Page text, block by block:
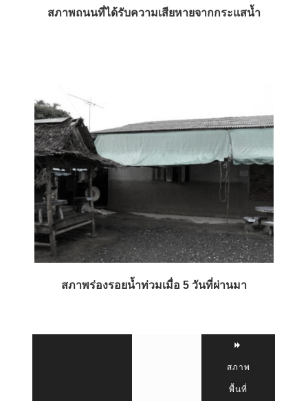
สภาพถนนที่ได้รับความเสียหายจากกระแสน้ำ
สภาพร่องรอยน้ำท่วมเมื่อ 5 วันที่ผ่านมา
สภาพ
พื้นที่